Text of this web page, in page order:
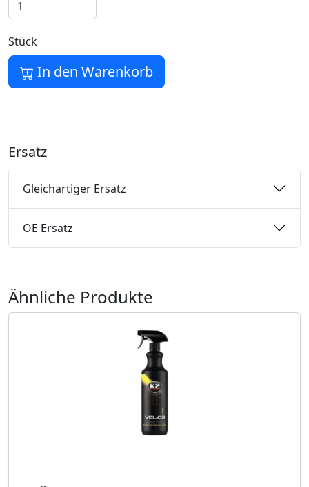
Stück
In den Warenkorb
Ersatz
Gleichartiger Ersatz
OE Ersatz
Ähnliche Produkte